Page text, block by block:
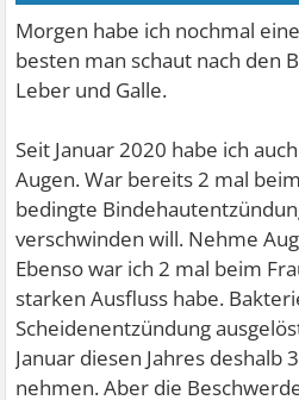
Morgen habe ich nochmal
besten man schaut nach den
Leber und Galle.
Seit Januar 2020 habe ich
Augen. War bereits 2 mal
bedingte
verschwinden will. Nehme
Ebenso war ich 2 mal beim
starken Ausfluss habe.
Scheidenentzündung
Januar diesen Jahres deshalb
nehmen. Aber die